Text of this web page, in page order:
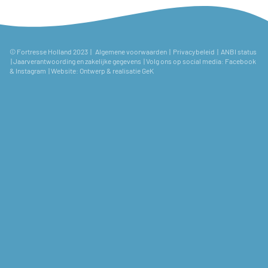
© Fortresse Holland 2023 | Algemene voorwaarden | Privacybeleid | ANBI status
|Jaarverantwoording en zakelijke gegevens | Volg ons op social media: Facebook
& Instagram | Website: Ontwerp & realisatie GeK